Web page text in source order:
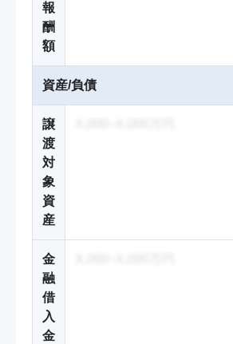
報
酬
額
資産/負債
譲
渡
対
象
資
産
金
融
借
入
金